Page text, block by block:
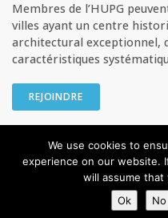
Membres de l’HUPG
villes ayant un centre
architectural exceptionnel,
caractéristiques
REJOINDRE
© HUPG - L’Association croate
sont réservés
We use cookies to
experience on our website.
will assume
Ok
No